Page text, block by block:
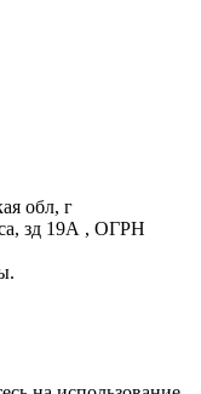
обл, г
зд 19А , ОГРН